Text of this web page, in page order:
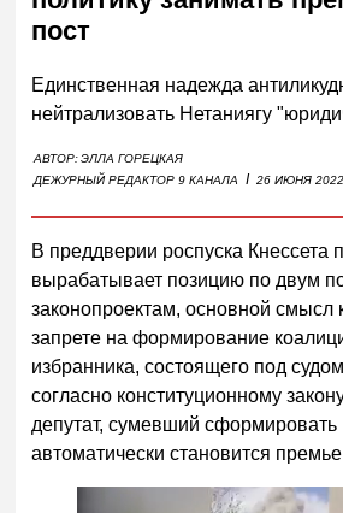
пост
Единственная надежда
нейтрализовать Нетаниягу
АВТОР:ЭЛЛА ГОРЕЦКАЯ
ДЕЖУРНЫЙ РЕДАКТОР 9 КАНАЛА
I 26 ИЮНЯ 2022
В преддверии роспуска Кнессета
вырабатывает позицию по двум
законопроектам, основной смысл
запрете на формирование
избранника, состоящего под
согласно конституционному
депутат, сумевший сформировать
автоматически становится